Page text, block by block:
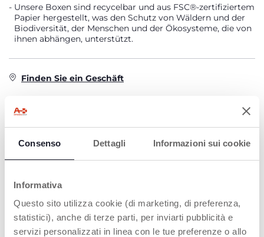
Consenso Dettagli Informazioni sui cookie
Informativa
Questo sito utilizza cookie (di marketing, di preferenza,
statistici), anche di terze parti, per inviarti pubblicità e
servizi personalizzati in linea con le tue preferenze o allo
Unsere Boxen sind recycelbar und aus FSC®-zertifiziertem
Papier hergestellt, was den Schutz von Wäldern und der
Biodiversität, der Menschen und der Ökosysteme, die von
ihnen abhängen, unterstützt.
Finden Sie ein Geschäft
KÖNNTEN